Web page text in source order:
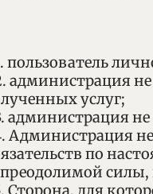
пользователь
администрация
услуг;
администрация
Администрация
по
силы,